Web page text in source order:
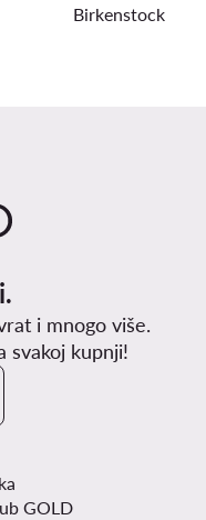
Birkenstock
i mnogo više.
svakoj kupnji!
GOLD